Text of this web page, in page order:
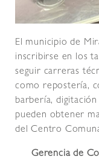
El municipio de
inscribirse en los
seguir carreras
como repostería,
barbería,
pueden obtener
del Centro
Gerencia de